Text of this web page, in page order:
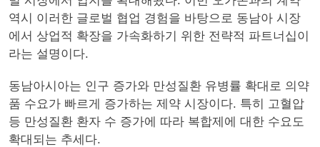
역시 이러한 글로벌 협업 경험을 바탕으로 동남아 시장
에서 상업적 확장을 가속화하기 위한 전략적 파트너십이
라는 설명이다.
동남아시아는 인구 증가와 만성질환 유병률 확대로 의약
품 수요가 빠르게 증가하는 제약 시장이다. 특히 고혈압
등 만성질환 환자 수 증가에 따라 복합제에 대한 수요도
확대되는 추세다.